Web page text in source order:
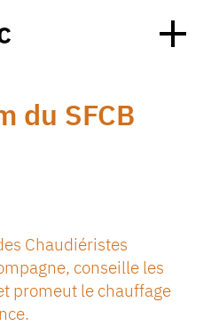
du SFCB
Chaudiéristes
conseille les
promeut le chauffage